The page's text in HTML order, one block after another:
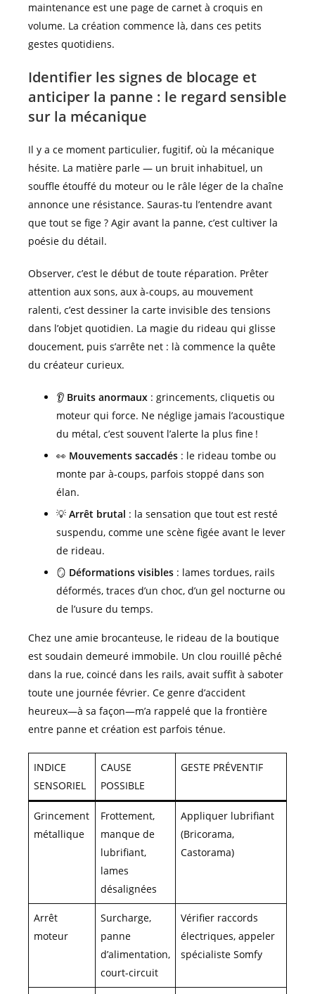
maintenance est une page de carnet à croquis en
volume. La création commence là, dans ces petits
gestes quotidiens.
Identifier les signes de blocage et
anticiper la panne : le regard sensible
sur la mécanique
Il y a ce moment particulier, fugitif, où la mécanique
hésite. La matière parle — un bruit inhabituel, un
souffle étouffé du moteur ou le râle léger de la chaîne
annonce une résistance. Sauras-tu l’entendre avant
que tout se fige ? Agir avant la panne, c’est cultiver la
poésie du détail.
Observer, c’est le début de toute réparation. Prêter
attention aux sons, aux à-coups, au mouvement
ralenti, c’est dessiner la carte invisible des tensions
dans l’objet quotidien. La magie du rideau qui glisse
doucement, puis s’arrête net : là commence la quête
du créateur curieux.
👂 Bruits anormaux : grincements, cliquetis ou
moteur qui force. Ne néglige jamais l’acoustique
du métal, c’est souvent l’alerte la plus fine !
👀 Mouvements saccadés : le rideau tombe ou
monte par à-coups, parfois stoppé dans son
élan.
💡 Arrêt brutal : la sensation que tout est resté
suspendu, comme une scène figée avant le lever
de rideau.
🪞 Déformations visibles : lames tordues, rails
déformés, traces d’un choc, d’un gel nocturne ou
de l’usure du temps.
Chez une amie brocanteuse, le rideau de la boutique
est soudain demeuré immobile. Un clou rouillé pêché
dans la rue, coincé dans les rails, avait suffit à saboter
toute une journée février. Ce genre d’accident
heureux—à sa façon—m’a rappelé que la frontière
entre panne et création est parfois ténue.
INDICE
SENSORIEL
CAUSE
POSSIBLE
GESTE PRÉVENTIF
Grincement
métallique
Frottement,
manque de
lubrifiant,
lames
désalignées
Appliquer lubrifiant
(Bricorama,
Castorama)
Arrêt
moteur
Surcharge,
panne
d’alimentation,
court-circuit
Vérifier raccords
électriques, appeler
spécialiste Somfy